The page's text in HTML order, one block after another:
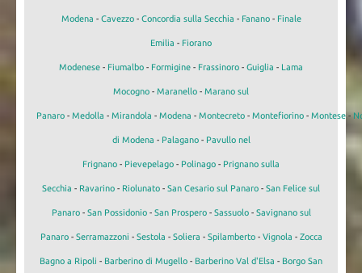
Modena - Cavezzo- Concordia sulla Secchia - Fanano- Finale
Emilia - Fiorano
Modenese - Fiumalbo - Formigine - Frassinoro - Guiglia - Lama
Mocogno - Maranello - Marano sul
Panaro - Medolla - Mirandola - Modena - Montecreto - Montefiorino - Montese-
di Modena - Palagano- Pavullo nel
Frignano - Pievepelago - Polinago - Prignano sulla
Secchia - Ravarino - Riolunato - San Cesario sul Panaro - San Felice sul
Panaro- San Possidonio- San Prospero- Sassuolo- Savignano sul
Panaro- Serramazzoni - Sestola - Soliera - Spilamberto- Vignola - Zocca
Bagno a Ripoli - Barberino di Mugello - Barberino Val d'Elsa - Borgo San